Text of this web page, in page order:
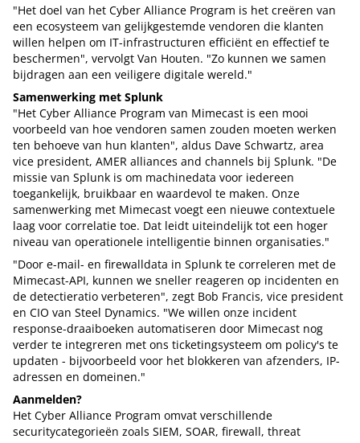
"Het doel van het Cyber Alliance Program is het creëren van
een ecosysteem van gelijkgestemde vendoren die klanten
willen helpen om IT-infrastructuren efficiënt en effectief te
beschermen", vervolgt Van Houten. "Zo kunnen we samen
bijdragen aan een veiligere digitale wereld."
Samenwerking met Splunk
"Het Cyber Alliance Program van Mimecast is een mooi
voorbeeld van hoe vendoren samen zouden moeten werken
ten behoeve van hun klanten", aldus Dave Schwartz, area
vice president, AMER alliances and channels bij Splunk. "De
missie van Splunk is om machinedata voor iedereen
toegankelijk, bruikbaar en waardevol te maken. Onze
samenwerking met Mimecast voegt een nieuwe contextuele
laag voor correlatie toe. Dat leidt uiteindelijk tot een hoger
niveau van operationele intelligentie binnen organisaties."
"Door e-mail- en firewalldata in Splunk te correleren met de
Mimecast-API, kunnen we sneller reageren op incidenten en
de detectieratio verbeteren", zegt Bob Francis, vice president
en CIO van Steel Dynamics. "We willen onze incident
response-draaiboeken automatiseren door Mimecast nog
verder te integreren met ons ticketingsysteem om policy's te
updaten - bijvoorbeeld voor het blokkeren van afzenders, IP-
adressen en domeinen."
Aanmelden?
Het Cyber Alliance Program omvat verschillende
securitycategorieën zoals SIEM, SOAR, firewall, threat